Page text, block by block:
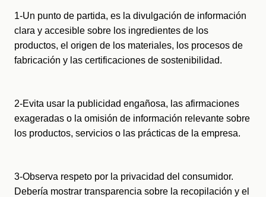
1-Un punto de partida, es la divulgación de información
clara y accesible sobre los ingredientes de los
productos, el origen de los materiales, los procesos de
fabricación y las certificaciones de sostenibilidad.
2-Evita usar la publicidad engañosa, las afirmaciones
exageradas o la omisión de información relevante sobre
los productos, servicios o las prácticas de la empresa.
3-Observa respeto por la privacidad del consumidor.
Debería mostrar transparencia sobre la recopilación y el